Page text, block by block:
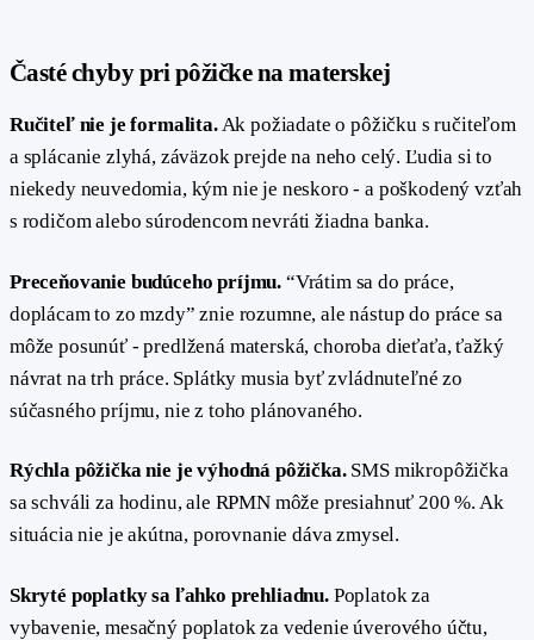
Časté chyby pri pôžičke na materskej
Ručiteľ nie je formalita.Ak požiadate o pôžičku s ručiteľom
a splácanie zlyhá, záväzok prejde na neho celý. Ľudia si to
niekedy neuvedomia, kým nie je neskoro - a poškodený vzťah
s rodičom alebo súrodencom nevráti žiadna banka.
Preceňovanie budúceho príjmu. “Vrátim sa do práce,
doplácam to zo mzdy” znie rozumne, ale nástup do práce sa
môže posunúť - predlžená materská, choroba dieťaťa, ťažký
návrat na trh práce. Splátky musia byť zvládnuteľné zo
súčasného príjmu, nie z toho plánovaného.
Rýchla pôžička nie je výhodná pôžička.SMS mikropôžička
sa schváli za hodinu, ale RPMN môže presiahnuť 200 %. Ak
situácia nie je akútna, porovnanie dáva zmysel.
Skryté poplatky sa ľahko prehliadnu.Poplatok za
vybavenie, mesačný poplatok za vedenie úverového účtu,